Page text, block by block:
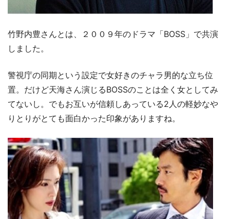
竹野内豊さんとは、２００９年のドラマ「BOSS」で共演
しました。
警視庁の同期という設定で女好きのチャラ男的な立ち位
置。だけど天海さん演じるBOSSのことは全く女としてみ
てないし。でもお互いが信頼しあっている2人の軽妙なや
りとりがとても面白かった印象がありますね。